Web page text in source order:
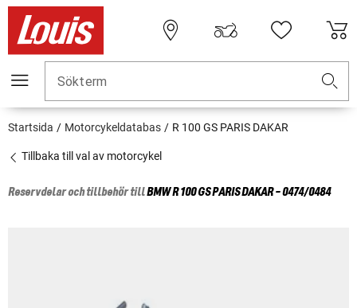
Sökterm
Startsida Motorcykeldatabas R 100 GS PARIS DAKAR
Tillbaka till val av motorcykel
Reservdelar och tillbehör tillBMWR 100 GS PARIS DAKAR - 0474/0484